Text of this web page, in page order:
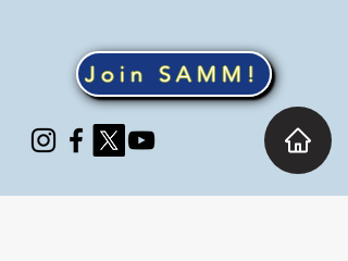
Join SAMM!